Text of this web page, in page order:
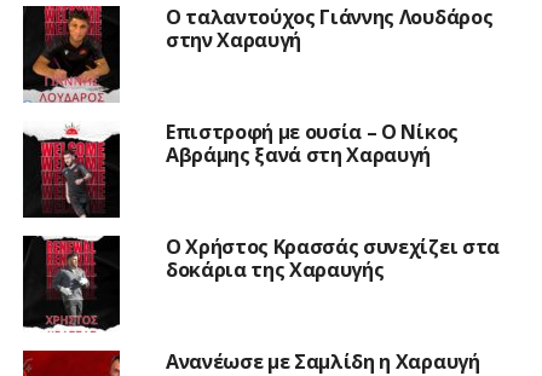
Ο ταλαντούχος Γιάννης Λουδάρος
στην Χαραυγή
Επιστροφή με ουσία – Ο Νίκος
Αβράμης ξανά στη Χαραυγή
Ο Χρήστος Κρασσάς συνεχίζει στα
δοκάρια της Χαραυγής
Ανανέωσε με Σαμλίδη η Χαραυγή